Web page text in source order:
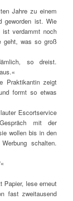
Jahre zu einem
geworden ist. Wie
verdammt noch
geht, was so groß
so dreist.
Praktikantin zeigt
formt so etwas
Escortservice
mit der
wollen bis in den
schalten.
Papier, lese erneut
fast zweitausend